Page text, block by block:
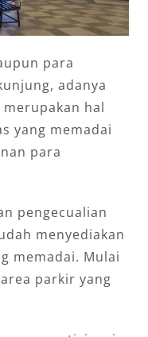
para
adanya
hal
yang memadai
para
pengecualian
menyediakan
memadai. Mulai
parkir yang